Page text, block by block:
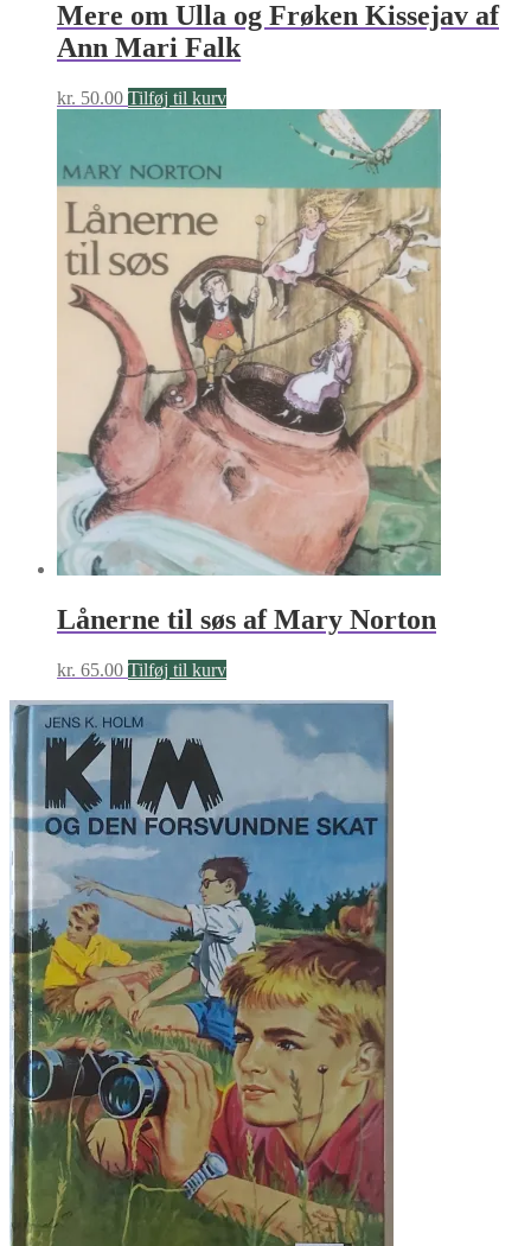
Mere om Ulla og Frøken Kissejav af
Ann Mari Falk
kr. 50.00 Tilføj til kurv
Lånerne til søs af Mary Norton
kr. 65.00 Tilføj til kurv